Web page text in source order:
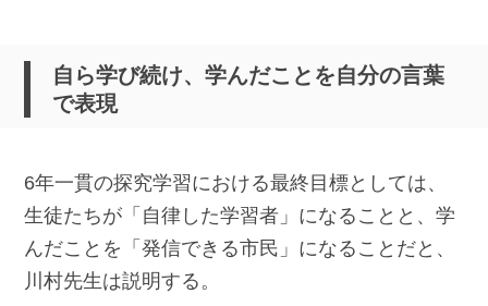
自ら学び続け、学んだことを自分の言葉
で表現
6年一貫の探究学習における最終目標としては、
生徒たちが「自律した学習者」になることと、学
んだことを「発信できる市民」になることだと、
川村先生は説明する。